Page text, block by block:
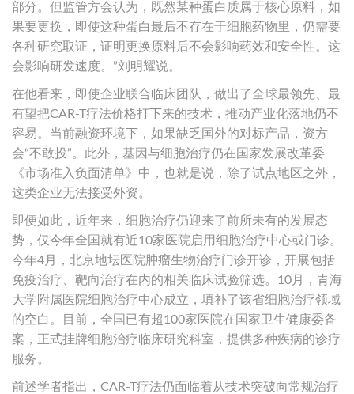
部分。但监管方会认为，既然某种蛋白质属于核心原料，如
果要更换，即使这种蛋白最后不存在于细胞药物里，仍需要
各种研究取证，证明更换原料后不会影响药效和安全性。这
会影响研发速度。”刘明耀说。
在他看来，即使企业联合临床团队，做出了全球最领先、最
有望把CAR-T疗法价格打下来的技术，推动产业化落地仍不
容易。当前融资环境下，如果缺乏国外的对标产品，资方
会“不敢投”。此外，基因与细胞治疗仍在国家发展改革委
《市场准入负面清单》中，也就是说，除了试点地区之外，
这类企业无法接受外资。
即便如此，近年来，细胞治疗仍迎来了前所未有的发展态
势，仅今年全国就有近10家医院启用细胞治疗中心或门诊。
今年4月，北京地坛医院肿瘤生物治疗门诊开诊，开展包括
免疫治疗、靶向治疗在内的相关临床试验筛选。10月，青海
大学附属医院细胞治疗中心成立，填补了该省细胞治疗领域
的空白。目前，全国已有超100家医院在国家卫生健康委备
案，正式挂牌细胞治疗临床研究科室，提供多种疾病的诊疗
服务。
前述学者指出，CAR-T疗法仍面临着从技术突破向常规治疗